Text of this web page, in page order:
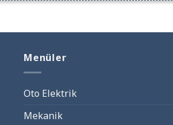
Menüler
Oto Elektrik
Mekanik